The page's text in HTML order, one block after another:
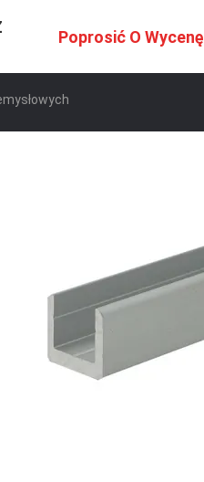
Poprosić O Wycenę